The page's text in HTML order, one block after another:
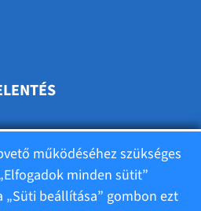
működéséhez szükséges
minden sütit”
beállítása” gombon ezt